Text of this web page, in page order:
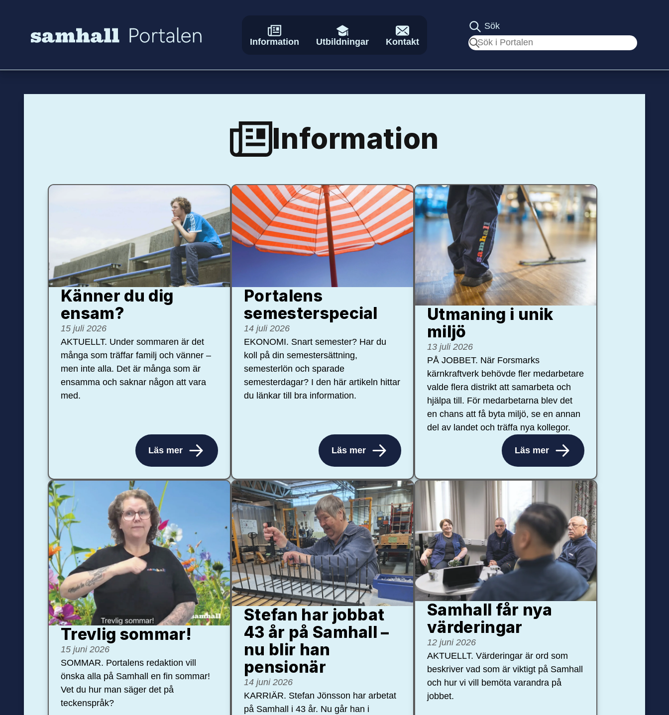
Information Utbildningar Kontakt
Sök
Sök
Information
Känner du dig
ensam?
15 juli 2026
AKTUELLT. Under sommaren är det
många som träffar familj och vänner –
men inte alla. Det är många som är
ensamma och saknar någon att vara
med.
Läs mer
Portalens
semester­special
14 juli 2026
EKONOMI. Snart semester? Har du
koll på din semestersättning,
semesterlön och sparade
semesterdagar? I den här artikeln hittar
du länkar till bra information.
Läs mer
Utmaning i unik
miljö
13 juli 2026
PÅ JOBBET. När Forsmarks
kärnkraftverk behövde fler medarbetare
valde flera distrikt att samarbeta och
hjälpa till. För medarbetarna blev det
en chans att få byta miljö, se en annan
del av landet och träffa nya kollegor.
Läs mer
Trevlig sommar!
15 juni 2026
SOMMAR. Portalens redaktion vill
önska alla på Samhall en fin sommar!
Vet du hur man säger det på
teckenspråk?
Stefan har jobbat
43 år på Samhall –
nu blir han
pensionär
14 juni 2026
KARRIÄR. Stefan Jönsson har arbetat
på Samhall i 43 år. Nu går han i
Samhall får nya
värdering­ar
12 juni 2026
AKTUELLT. Värderingar är ord som
beskriver vad som är viktigt på Samhall
och hur vi vill bemöta varandra på
jobbet.